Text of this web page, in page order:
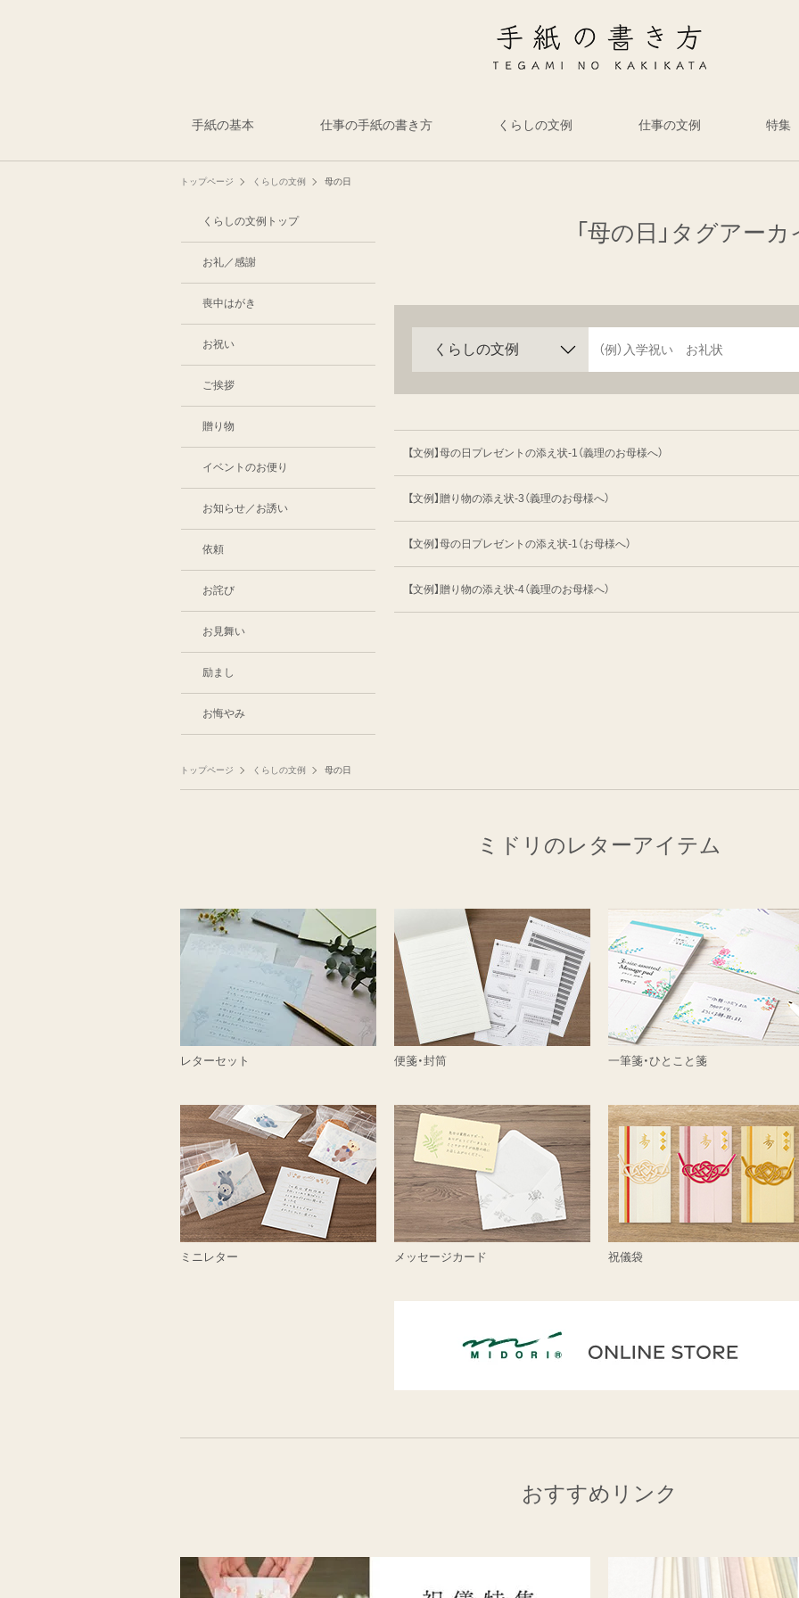
手紙の基本 仕事の手紙の書き方 くらしの文例 仕事の文例 特集
トップページ くらしの文例 母の日
「母の日」タグアー
【文例】母の日プレゼントの添え状-1（義理のお母様へ）
【文例】贈り物の添え状-3（義理のお母様へ）
【文例】母の日プレゼントの添え状-1（お母様へ）
【文例】贈り物の添え状-4（義理のお母様へ）
くらしの文例トップ
お礼／感謝
喪中はがき
お祝い
ご挨拶
贈り物
イベントのお便り
お知らせ／お誘い
依頼
お詫び
お見舞い
励まし
お悔やみ
トップページ くらしの文例 母の日
ミドリのレターアイテム
レターセット 便箋・封筒 一筆箋・ひとこと箋
ミニレター メッセージカード 祝儀袋
おすすめリンク